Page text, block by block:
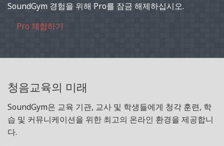
SoundGym 경험을 위해 Pro를 잠금 해제하십시오.
Pro 체험하기
청음교육의 미래
SoundGym은 교육 기관, 교사 및 학생들에게 청각 훈련, 학
습 및 커뮤니케이션을 위한 최고의 온라인 환경을 제공합니
다.